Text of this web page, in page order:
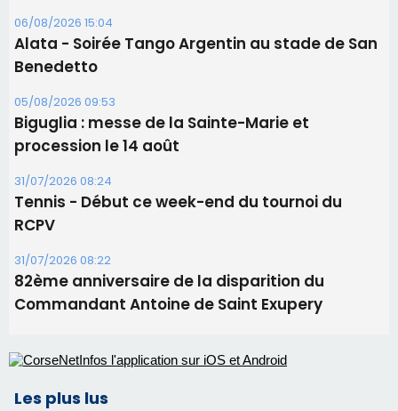
06/08/2026 15:04
Alata - Soirée Tango Argentin au stade de San
Benedetto
05/08/2026 09:53
Biguglia : messe de la Sainte-Marie et
procession le 14 août
31/07/2026 08:24
Tennis - Début ce week-end du tournoi du
RCPV
31/07/2026 08:22
82ème anniversaire de la disparition du
Commandant Antoine de Saint Exupery
Les plus lus